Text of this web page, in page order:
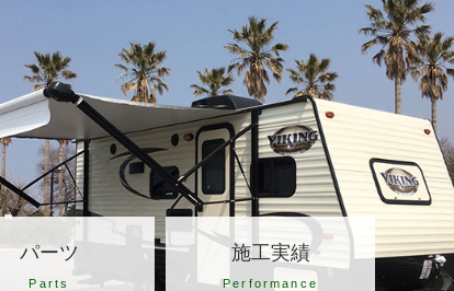
パーツ
Parts
施工実績
Performance